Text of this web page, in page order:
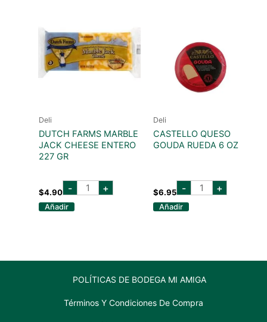
Deli
DUTCH FARMS MARBLE
JACK CHEESE ENTERO
227 GR
$4.90 - DUTCH
FARMS+
Añadir
Deli
CASTELLO QUESO
GOUDA RUEDA 6 OZ
$6.95 - CASTELLO
QUESO
+
Añadir
POLÍTICAS DE BODEGA MI AMIGA
Términos Y Condiciones De Compra